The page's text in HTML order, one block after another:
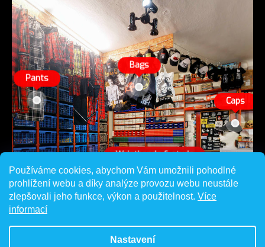
Používáme cookies, abychom Vám umožnili pohodlné
prohlížení webu a díky analýze provozu webu neustále
zlepšovali jeho funkce, výkon a použitelnost. Více
informací
Nastavení